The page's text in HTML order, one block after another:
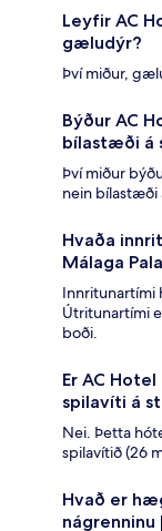
Leyfir AC
gæludýr?
Því miður,
Býður AC
bílastæði á
Því miður
nein bílastæði
Hvaða
Málaga
Innritunartími
Útritunartími
boði.
Er AC
spilavíti á
Nei. Þetta
spilavítið (26
Hvað er
nágrenninu